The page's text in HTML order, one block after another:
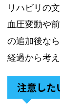
リハビリの
血圧変動や
の追加後な
経過から考
注意した